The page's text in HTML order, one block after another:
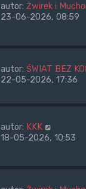
autor: Żwirek i
23-06-2026, 08:59
autor: ŚWIAT BEZ
22-05-2026, 17:36
autor: KKK
18-05-2026, 10:53